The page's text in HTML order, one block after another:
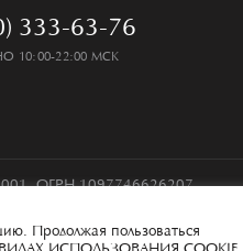
Продолжая пользоваться
333-63-76
10:00-22:00 МСК
ОГРН 1097746626207